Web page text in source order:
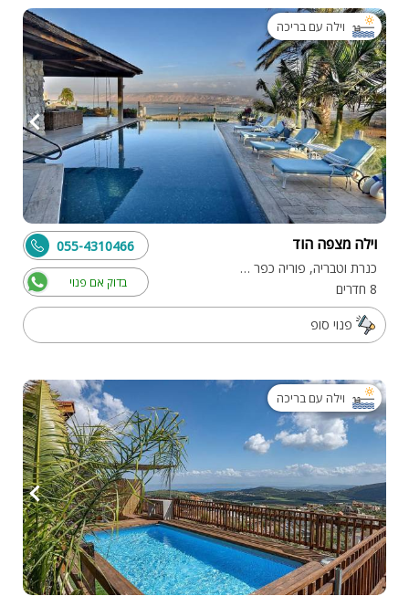
וילה עם בריכה
וילה מצפה הוד
כנרת וטבריה, פוריה כפר עבודה
8 חדרים
בדוק אם פנוי
055-4310466
פנוי סופ
וילה עם בריכה